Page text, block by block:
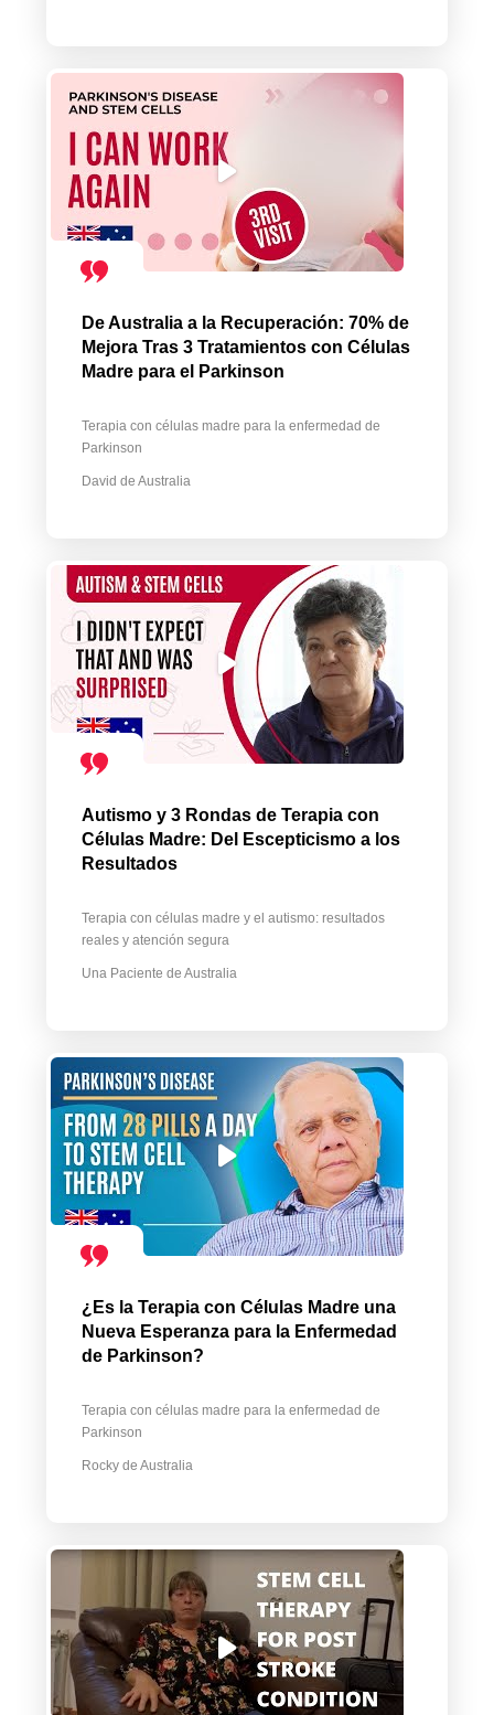
De Australia a la Recuperación: 70% de
Mejora Tras 3 Tratamientos con Células
Madre para el Parkinson
Terapia con células madre para la enfermedad de
Parkinson
David de Australia
Autismo y 3 Rondas de Terapia con
Células Madre: Del Escepticismo a los
Resultados
Terapia con células madre y el autismo: resultados
reales y atención segura
Una Paciente de Australia
¿Es la Terapia con Células Madre una
Nueva Esperanza para la Enfermedad
de Parkinson?
Terapia con células madre para la enfermedad de
Parkinson
Rocky de Australia